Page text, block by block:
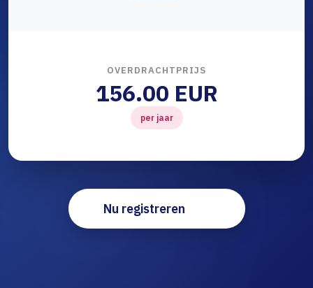
OVERDRACHTPRIJS
156.00 EUR
per jaar
Nu registreren